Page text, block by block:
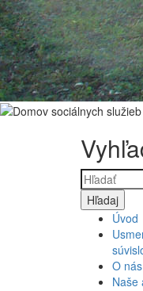
Úvod
O nás
Naše